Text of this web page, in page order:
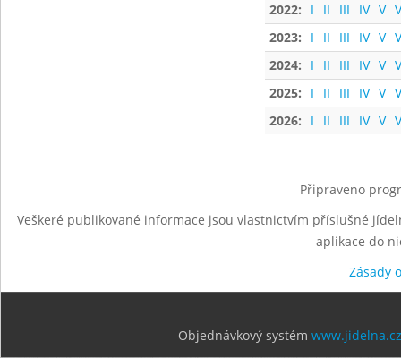
2022:
I II III IV V
2023:
I II III IV V
2024:
I II III IV V
2025:
I II III IV V
2026:
I II III IV V
Připraveno
Veškeré publikované informace jsou vlastnictvím příslušné
aplikace do
Zásady
Objednávkový systém www.jidelna.cz